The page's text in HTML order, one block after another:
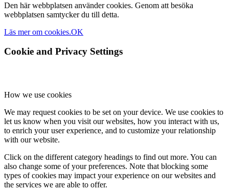
Den här webbplatsen använder cookies. Genom att besöka
webbplatsen samtycker du till detta.
Läs mer om cookies.OK
Cookie and Privacy Settings
How we use cookies
We may request cookies to be set on your device. We use cookies to
let us know when you visit our websites, how you interact with us,
to enrich your user experience, and to customize your relationship
with our website.
Click on the different category headings to find out more. You can
also change some of your preferences. Note that blocking some
types of cookies may impact your experience on our websites and
the services we are able to offer.